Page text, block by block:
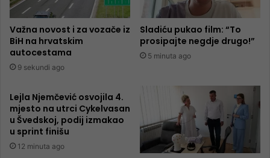
Važna novost i za vozače iz
BiH na hrvatskim
autocestama
9 sekundi ago
Sladiću pukao film: “To
prosipajte negdje drugo!”
5 minuta ago
Lejla Njemčević osvojila 4.
mjesto na utrci Cykelvasan
u Švedskoj, podij izmakao
u sprint finišu
12 minuta ago